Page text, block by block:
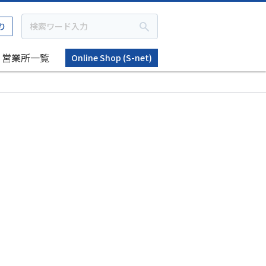
営業所一覧
Online Shop (S-net)